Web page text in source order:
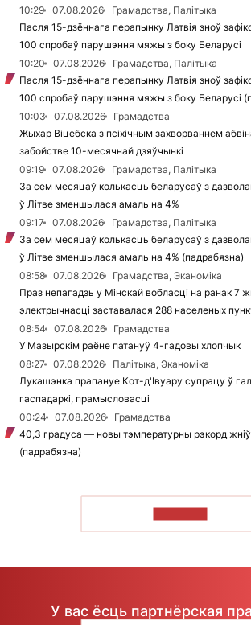
10:29
07.08.2026
Грамадства, Палітыка
Пасля 15-дзённага перапынку Латвія зноў
100 спробаў парушэння мяжы з боку Беларусі
10:20
07.08.2026
Грамадства, Палітыка
Пасля 15-дзённага перапынку Латвія зноў
100 спробаў парушэння мяжы з боку Беларусі
10:03
07.08.2026
Грамадства
Жыхар Віцебска з псіхічным захворваннем
забойстве 10-месячнай дзяўчынкі
09:19
07.08.2026
Грамадства, Палітыка
За сем месяцаў колькасць беларусаў з
ў Літве зменшылася амаль на 4%
09:17
07.08.2026
Грамадства, Палітыка
За сем месяцаў колькасць беларусаў з
ў Літве зменшылася амаль на 4% (падрабязна)
08:58
07.08.2026
Грамадства, Эканоміка
Праз непагадзь у Мінскай вобласці на ранак 7
электрычнасці заставалася 288 населеных
08:54
07.08.2026
Грамадства
У Мазырскім раёне патануў 4-гадовы хлопчык
08:27
07.08.2026
Палітыка, Эканоміка
Лукашэнка прапануе Кот-д'Івуару супрацу ў
гаспадаркі, прамысловасці
00:24
07.08.2026
Грамадства
40,3 градуса — новы тэмпературны рэкорд
(падрабязна)
У вас ёсць партнёрская